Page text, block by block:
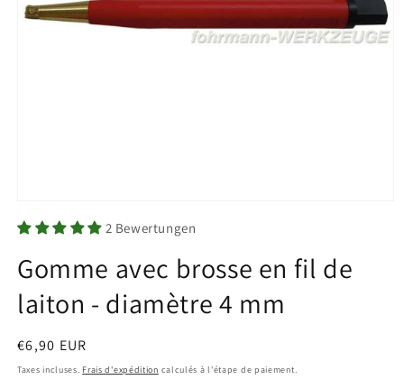
le
média
dans
une
modale
2 Bewertungen
Gomme avec brosse en fil de
laiton - diamètre 4 mm
Prix
habituel
€6,90 EUR
Taxes incluses. Frais d'expédition calculés à l'étape de paiement.